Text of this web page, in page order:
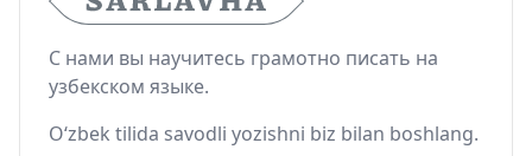
С нами вы научитесь грамотно писать на
узбекском языке.
O‘zbek tilida savodli yozishni biz bilan boshlang.